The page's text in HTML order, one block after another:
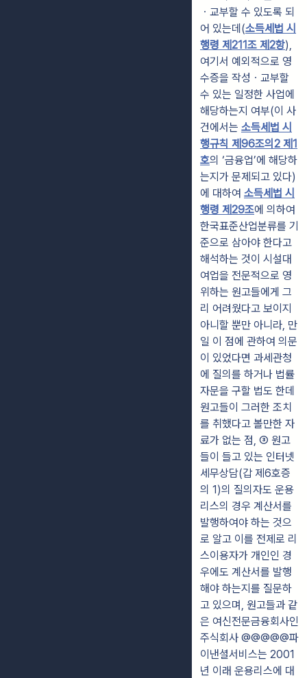
ㆍ교부할 수 있도록 되
어 있는데(소득세법 시
행령 제211조 제2항),
여기서 예외적으로 영
수증을 작성ㆍ교부할
수 있는 일정한 사업에
해당하는지 여부(이 사
건에서는 소득세법 시
행규칙 제96조의2 제1
호의 ‘금융업’에 해당하
는지가 문제되고 있다)
에 대하여 소득세법 시
행령 제29조에 의하여
한국표준산업분류를 기
준으로 삼아야 한다고
해석하는 것이 시설대
여업을 전문적으로 영
위하는 원고들에게 그
리 어려웠다고 보이지
아니할 뿐만 아니라, 만
일 이 점에 관하여 의문
이 있었다면 과세관청
에 질의를 하거나 법률
자문을 구할 법도 한데
원고들이 그러한 조치
를 취했다고 볼만한 자
료가 없는 점, ③ 원고
들이 들고 있는 인터넷
세무상담(갑 제6호증
의 1)의 질의자도 운용
리스의 경우 계산서를
발행하여야 하는 것으
로 알고 이를 전제로 리
스이용자가 개인인 경
우에도 계산서를 발행
해야 하는지를 질문하
고 있으며, 원고들과 같
은 여신전문금융회사인
주식회사 @@@@@파
이낸셜서비스는 2001
년 이래 운용리스에 대